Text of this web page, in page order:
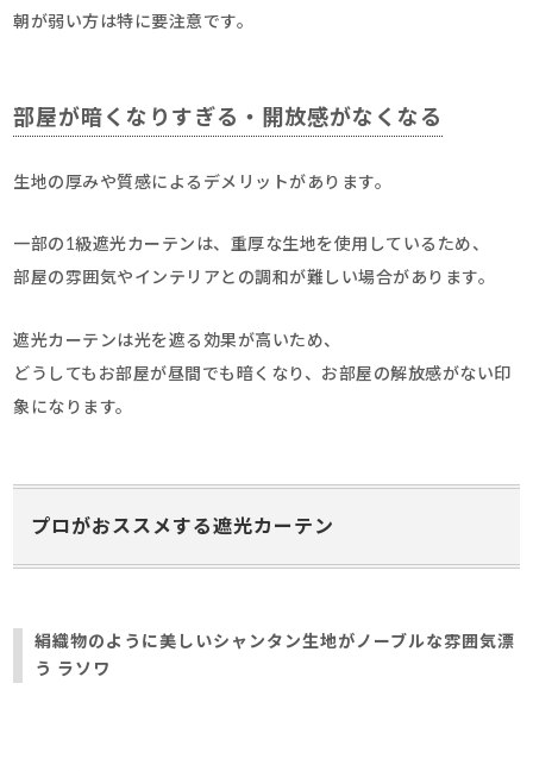
朝が弱い方は特に要注意です。
部屋が暗くなりすぎる・開放感がなくなる
生地の厚みや質感によるデメリットがあります。
一部の1級遮光カーテンは、重厚な生地を使用しているため、
部屋の雰囲気やインテリアとの調和が難しい場合があります。
遮光カーテンは光を遮る効果が高いため、
どうしてもお部屋が昼間でも暗くなり、お部屋の解放感がない印
象になります。
プロがおススメする遮光カーテン
絹織物のように美しいシャンタン生地がノーブルな雰囲気漂
う ラソワ